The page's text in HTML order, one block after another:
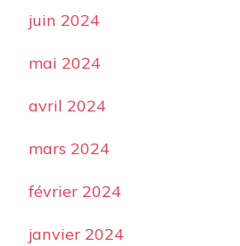
juin 2024
mai 2024
avril 2024
mars 2024
février 2024
janvier 2024